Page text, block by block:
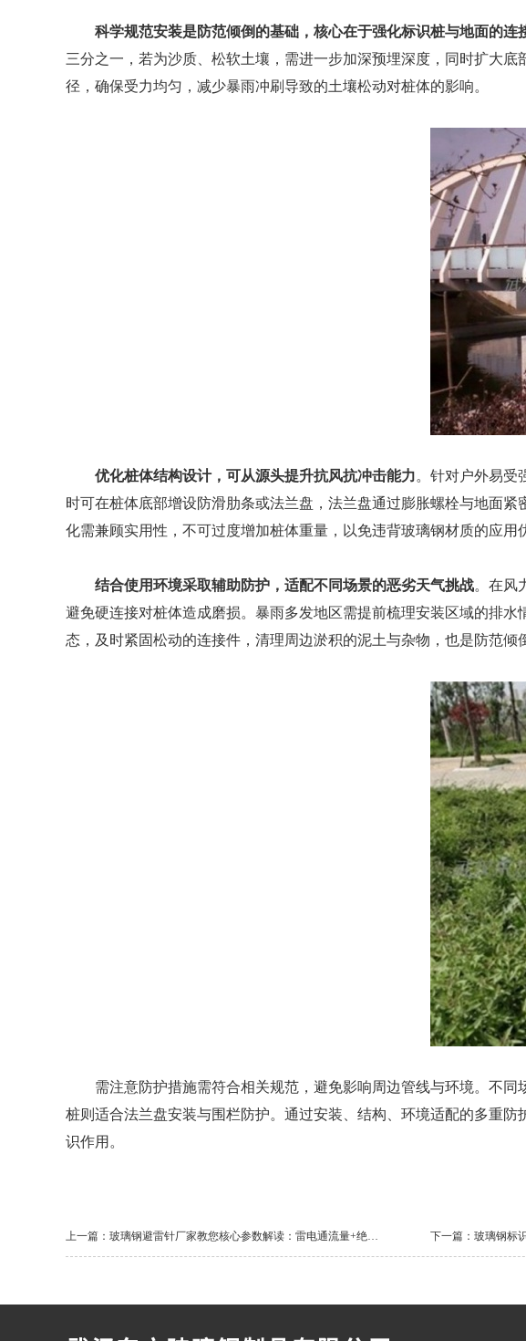
科学规范安装是防范倾倒的基础，核心在于强化标识桩与地面的连
三分之一，若为沙质、松软土壤，需进一步加深预埋深度，同时扩大
径，确保受力均匀，减少暴雨冲刷导致的土壤松动对桩体的影响。
优化桩体结构设计，可从源头提升抗风抗冲击能力。针对户外易受
时可在桩体底部增设防滑肋条或法兰盘，法兰盘通过膨胀螺栓与地面
化需兼顾实用性，不可过度增加桩体重量，以免违背玻璃钢材质的应用
结合使用环境采取辅助防护，适配不同场景的恶劣天气挑战。在风
避免硬连接对桩体造成磨损。暴雨多发地区需提前梳理安装区域的排
态，及时紧固松动的连接件，清理周边淤积的泥土与杂物，也是防范倾
需注意防护措施需符合相关规范，避免影响周边管线与环境。不同
桩则适合法兰盘安装与围栏防护。通过安装、结构、环境适配的多重
识作用。
上一篇： 玻璃钢避雷针厂家教您核心参数解读：雷电通流量+绝缘电阻怎么看？ 下一篇： 玻璃钢标